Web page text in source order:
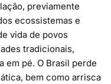
previamente
ecossistemas e
vida de povos
tradicionais,
em pé. O Brasil perde
bem como arrisca